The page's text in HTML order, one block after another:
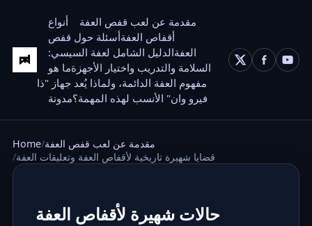
مقدمة عن لعب قفص العفة
أنواع
أقفاص العفةأسئلة حول قفص
العفةالدليل الشامل لعفة السيسي:
السلامة والتدريب واختيار الأجهزةما هو
مفهوم العفة الدائمة، ولماذا يُعد جهاز "ذا
فيرو وان" الأنسب لهذه المهمة؟مدونة
Home مقدمة عن لعب قفص العفة
قضايا شهيرة تاريخية لأقفاص العفة وتعليقات العفة
حالات شهيرة لأقفاص العفة